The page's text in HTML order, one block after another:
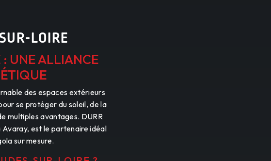
LOIRE
UNE ALLIANCE
des espaces extérieurs
se protéger du soleil, de la
multiples avantages. DURR
est le partenaire idéal
sur mesure.